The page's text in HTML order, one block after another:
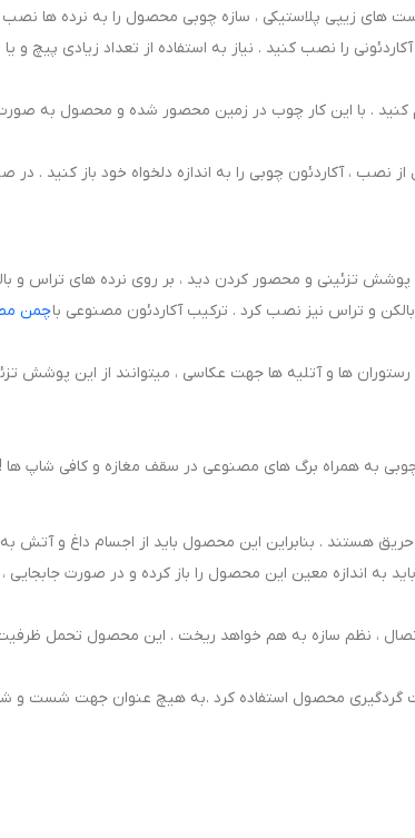
های زیپی پلاستیکی ، سازه چوبی محصول را به نرده ها نصب
را نصب کنید . نیاز به استفاده از تعداد زیادی پیچ و یا
کنید . با این کار چوب در زمین محصور شده و محصول به
، آکاردئون چوبی را به اندازه دلخواه خود باز کنید .
تزئینی و محصور کردن دید ، بر روی نرده های تراس و
و تراس نیز نصب کرد . ترکیب آکاردئون مصنوعی باچمن
ها و آتلیه ها جهت عکاسی ، میتوانند از این پوشش
به همراه برگ های مصنوعی در سقف مغازه و کافی شاپ ها !
هستند . بنابراین این محصول باید از اجسام داغ و آتش به
اندازه معین این محصول را باز کرده و در صورت جابجایی ،
، نظم سازه به هم خواهد ریخت . این محصول تحمل ظرفیت
گردگیری محصول استفاده کرد .به هیچ عنوان جهت شست و